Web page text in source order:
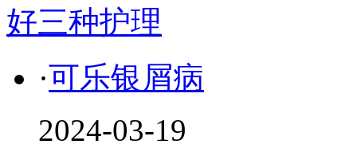
·可乐银屑病
2024-03-19